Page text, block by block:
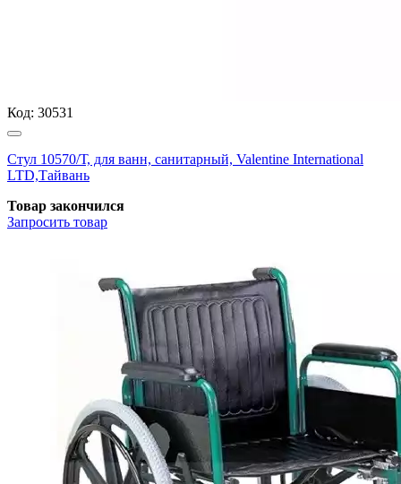
Код: 30531
Стул 10570/Т, для ванн, санитарный, Valentine International
LTD,Тайвань
Товар закончился
Запросить товар